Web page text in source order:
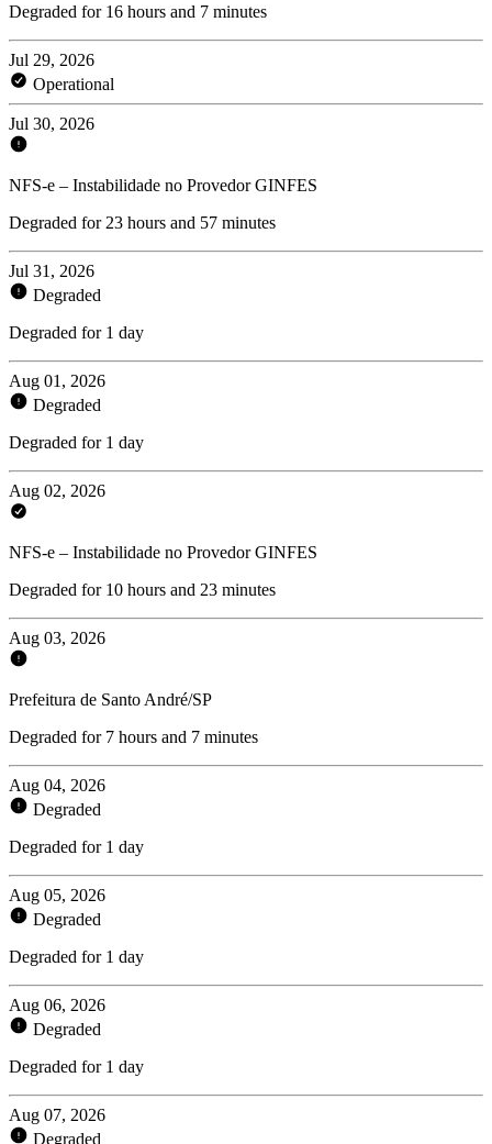
Degraded for 16 hours and 7 minutes
Jul 29, 2026
Operational
Jul 30, 2026
NFS-e – Instabilidade no Provedor GINFES
Degraded for 23 hours and 57 minutes
Jul 31, 2026
Degraded
Degraded for 1 day
Aug 01, 2026
Degraded
Degraded for 1 day
Aug 02, 2026
NFS-e – Instabilidade no Provedor GINFES
Degraded for 10 hours and 23 minutes
Aug 03, 2026
Prefeitura de Santo André/SP
Degraded for 7 hours and 7 minutes
Aug 04, 2026
Degraded
Degraded for 1 day
Aug 05, 2026
Degraded
Degraded for 1 day
Aug 06, 2026
Degraded
Degraded for 1 day
Aug 07, 2026
Degraded